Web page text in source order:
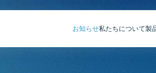
お知らせ私たちについて製